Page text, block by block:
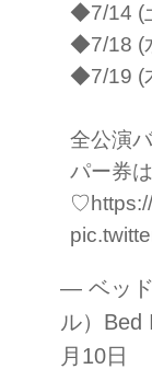
◆7/14 (
◆7/18 (
◆7/19 (
全公演
パー券
♡
— ベッド
ル）Bed
月10日